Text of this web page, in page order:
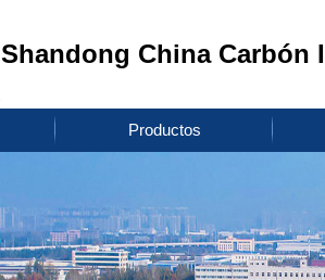
Shandong China Carbón
Productos